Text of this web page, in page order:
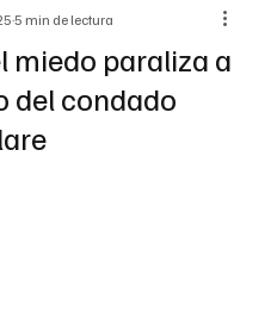
miedo paraliza a
del condado
5 min de lectura